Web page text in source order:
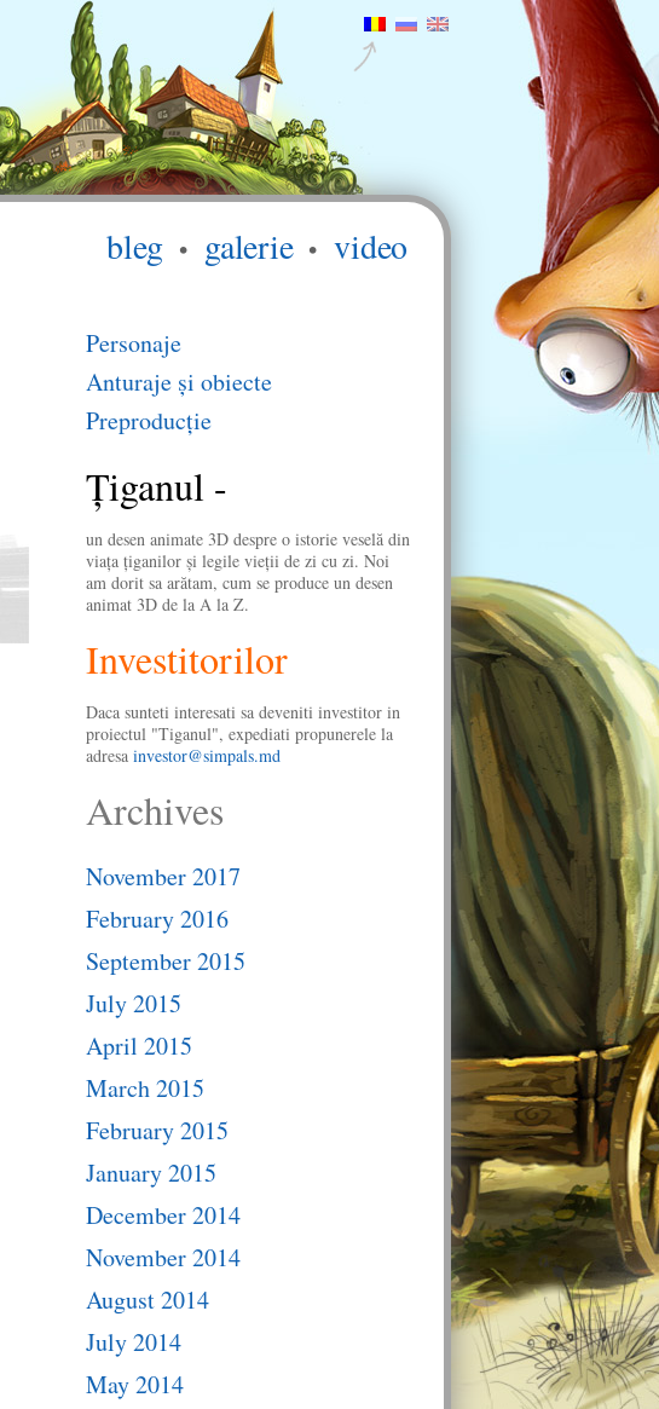
bleg galerie video
Personaje
Anturaje şi obiecte
Preproducţie
Ţiganul -
un desen animate 3D despre o istorie veselă din
viaţa ţiganilor şi legile vieţii de zi cu zi. Noi
am dorit sa arătam, cum se produce un desen
animat 3D de la A la Z.
Investitorilor
Daca sunteti interesati sa deveniti investitor in
proiectul "Tiganul", expediati propunerele la
adresa investor@simpals.md
Archives
November 2017
February 2016
September 2015
July 2015
April 2015
March 2015
February 2015
January 2015
December 2014
November 2014
August 2014
July 2014
May 2014